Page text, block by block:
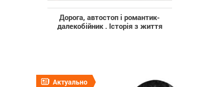
Дорога, автостоп і романтик-
далекобійник . Історія з життя
Актуально